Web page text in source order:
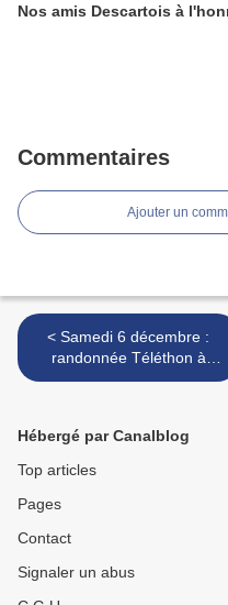
Nos amis Descartois à
Commentaires
Ajouter un
< Samedi 6 décembre :
randonnée Téléthon à
Véretz
Hébergé par Canalblog
Top articles
Pages
Contact
Signaler un abus